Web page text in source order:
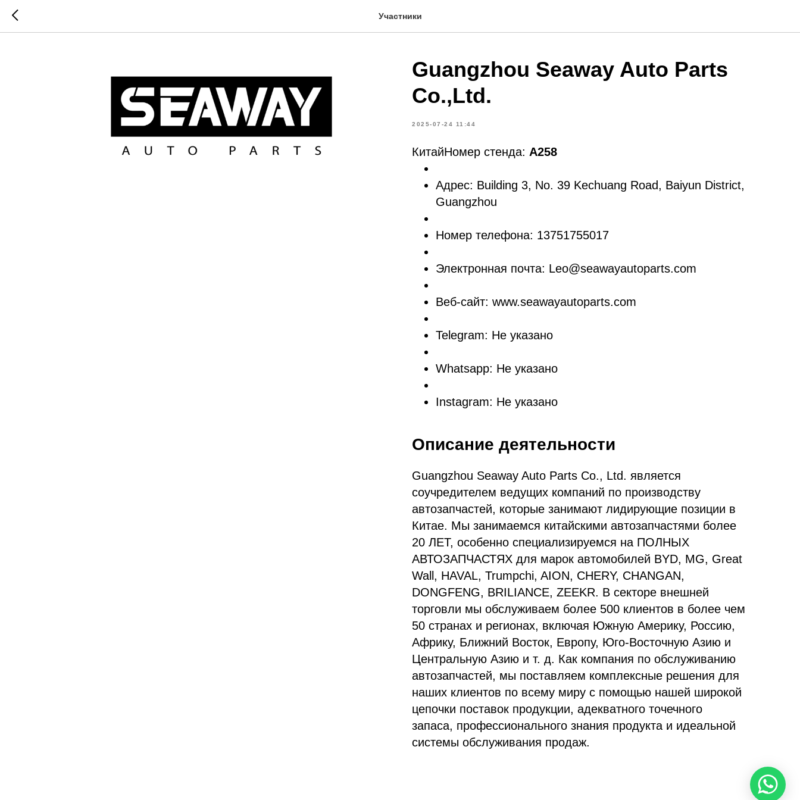
Участники
Guangzhou Seaway Auto Parts
Co.,Ltd.
2025-07-24 11:44
КитайНомер стенда: A258
Адрес: Building 3, No. 39 Kechuang Road, Baiyun District,
Guangzhou
Номер телефона: 13751755017
Электронная почта: Leo@seawayautoparts.com
Веб-сайт: www.seawayautoparts.com
Telegram: Не указано
Whatsapp: Не указано
Instagram: Не указано
Описание деятельности
Guangzhou Seaway Auto Parts Co., Ltd. является
соучредителем ведущих компаний по производству
автозапчастей, которые занимают лидирующие позиции в
Китае. Мы занимаемся китайскими автозапчастями более
20 ЛЕТ, особенно специализируемся на ПОЛНЫХ
АВТОЗАПЧАСТЯХ для марок автомобилей BYD, MG, Great
Wall, HAVAL, Trumpchi, AION, CHERY, CHANGAN,
DONGFENG, BRILIANCE, ZEEKR. В секторе внешней
торговли мы обслуживаем более 500 клиентов в более чем
50 странах и регионах, включая Южную Америку, Россию,
Африку, Ближний Восток, Европу, Юго-Восточную Азию и
Центральную Азию и т. д. Как компания по обслуживанию
автозапчастей, мы поставляем комплексные решения для
наших клиентов по всему миру с помощью нашей широкой
цепочки поставок продукции, адекватного точечного
запаса, профессионального знания продукта и идеальной
системы обслуживания продаж.